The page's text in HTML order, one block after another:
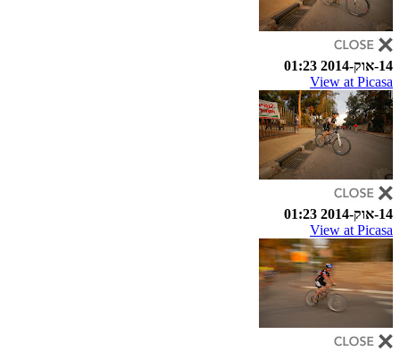
14-אוק-2014 01:23
View at Picasa
14-אוק-2014 01:23
View at Picasa